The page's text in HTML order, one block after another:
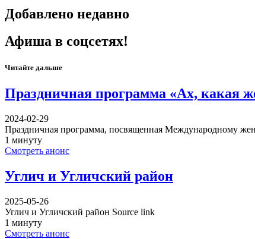
Добавлено недавно
Афиша в соцсетях!
Читайте дальше
Праздничная программа «Ах, какая
2024-02-29
Праздничная программа, посвященная Международному
1 минуту
Смотреть анонс
Углич и Угличский район
2025-05-26
Углич и Угличский район Source link
1 минуту
Смотреть анонс